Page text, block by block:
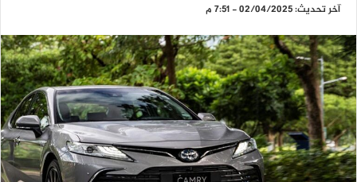
آخر تحديث: 02/04/2025 - 7:51 م